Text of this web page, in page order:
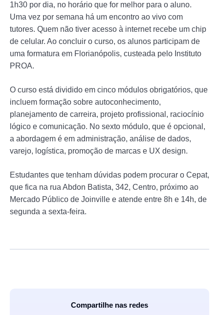
1h30 por dia, no horário que for melhor para o aluno.
Uma vez por semana há um encontro ao vivo com
tutores. Quem não tiver acesso à internet recebe um chip
de celular. Ao concluir o curso, os alunos participam de
uma formatura em Florianópolis, custeada pelo Instituto
PROA.
O curso está dividido em cinco módulos obrigatórios, que
incluem formação sobre autoconhecimento,
planejamento de carreira, projeto profissional, raciocínio
lógico e comunicação. No sexto módulo, que é opcional,
a abordagem é em administração, análise de dados,
varejo, logística, promoção de marcas e UX design.
Estudantes que tenham dúvidas podem procurar o Cepat,
que fica na rua Abdon Batista, 342, Centro, próximo ao
Mercado Público de Joinville e atende entre 8h e 14h, de
segunda a sexta-feira.
Compartilhe nas redes